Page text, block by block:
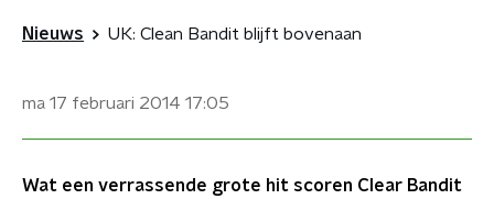
Nieuws UK: Clean Bandit blijft bovenaan
ma 17 februari 2014 17:05
Wat een verrassende grote hit scoren Clear Bandit